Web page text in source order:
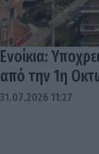
Ενοίκια:
από την 1η
31.07.2026 11:27